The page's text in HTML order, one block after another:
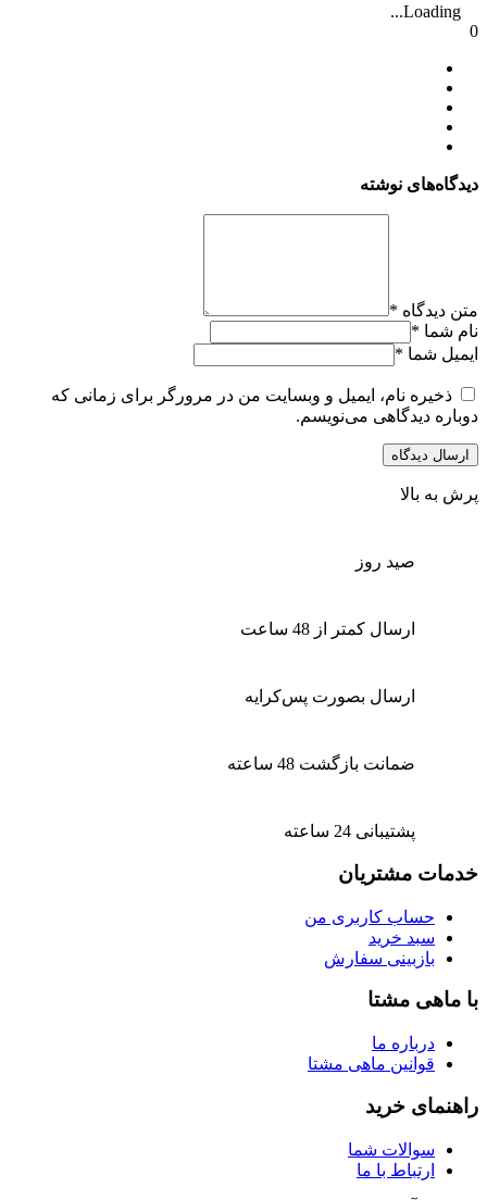
Loading...
0
دیدگاه‌های نوشته
متن دیدگاه *
نام شما *
ایمیل شما *
ذخیره نام، ایمیل و وبسایت من در مرورگر برای زمانی که
دوباره دیدگاهی می‌نویسم.
پرش به بالا
صید روز
ارسال کمتر از 48 ساعت
ارسال بصورت پس‌کرایه
ضمانت بازگشت 48 ساعته
پشتیبانی 24 ساعته
خدمات مشتریان
حساب کاربری من
سبد خرید
بازبینی سفارش
با ماهی مشتا
درباره ما
قوانین ماهی مشتا
راهنمای خرید
سوالات شما
ارتباط با ما